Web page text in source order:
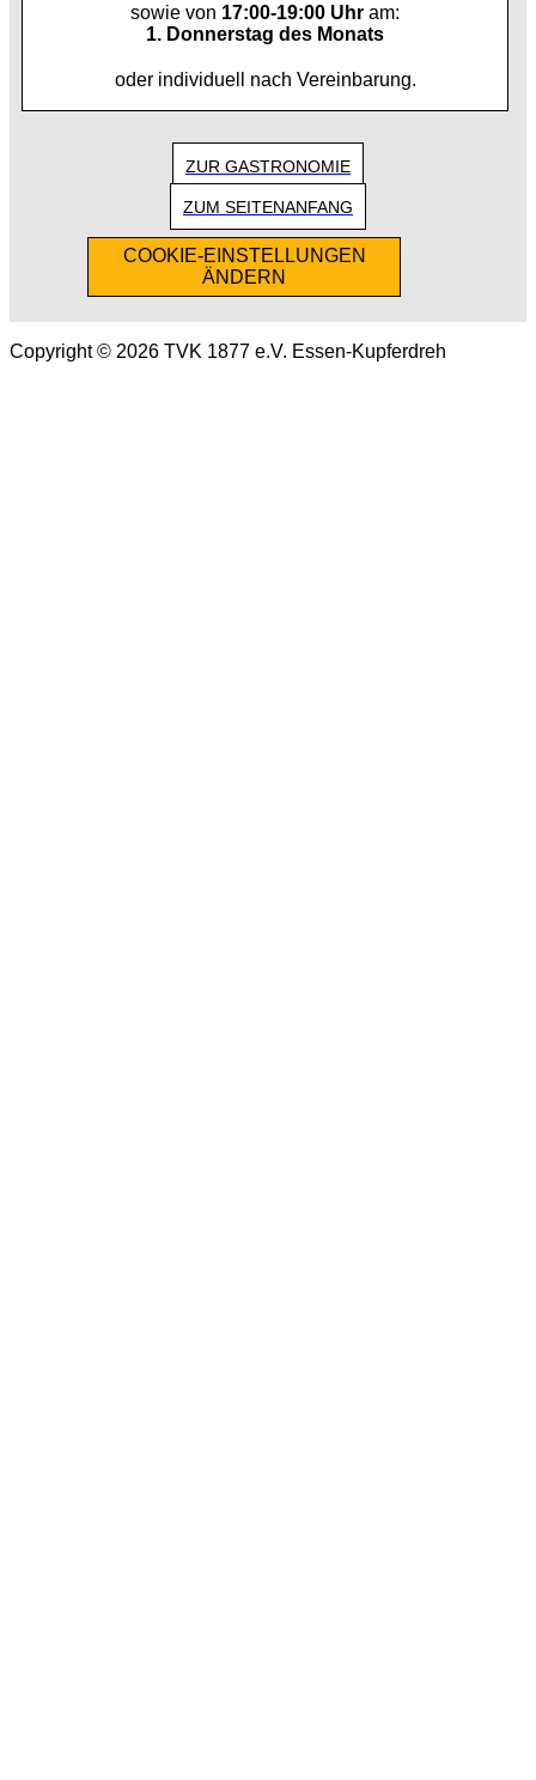
sowie von 17:00-19:00 Uhr am:
1. Donnerstag des Monats
oder individuell nach Vereinbarung.
ZUR GASTRONOMIE
ZUM SEITENANFANG
COOKIE-EINSTELLUNGEN
ÄNDERN
Copyright © 2026 TVK 1877 e.V. Essen-Kupferdreh